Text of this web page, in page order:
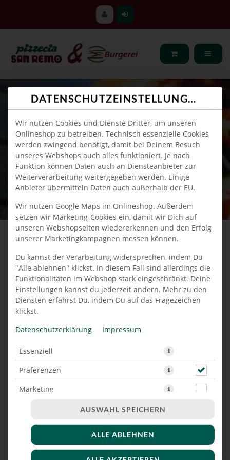
DATENSCHUTZEINSTELLUNGEN
Wir nutzen Cookies und Dienste Dritter, um unseren
Onlineshop zu betreiben. Technisch essenzielle Cookies
werden zwingend benötigt, damit bei Deinem Besuch
unseres Webshops auch alles funktioniert. Je nach
Funktion können Daten auch an Diensteanbieter zur
Weiterverarbeitung weitergegeben werden. Einige
Anbieter übermitteln Daten auch außerhalb der EU.
Wir nutzen Google Maps im Onlineshop. Außerdem
setzen wir Marketing-Cookies ein, damit wir Dich auf
unseren Webshopseiten wiedererkennen und den Erfolg
unserer Marketingkampagnen messen können.
Du kannst der Verarbeitung widersprechen, indem Du
"Alle ablehnen" klickst. In diesem Fall sind allerdings die
Funktionalitäten im Webshop stark eingeschränkt. Deine
Einstellungen kannst du jederzeit ändern. Mehr zu den
Diensten erfährst Du, indem Du auf das Fragezeichen
klickst.
Datenschutzerklärung
Impressum
Essenziell
Präferenzen
Marketing
AUSWAHL SPEICHERN
ALLE ABLEHNEN
HOT CHEESE BURGER EXTRA
LARGE
200g Rindfleisch ,Cheddar Cheese, Jalapenos ,
Röstzwiebeln, Salat, Tomaten, Gurken & Käse-Soße